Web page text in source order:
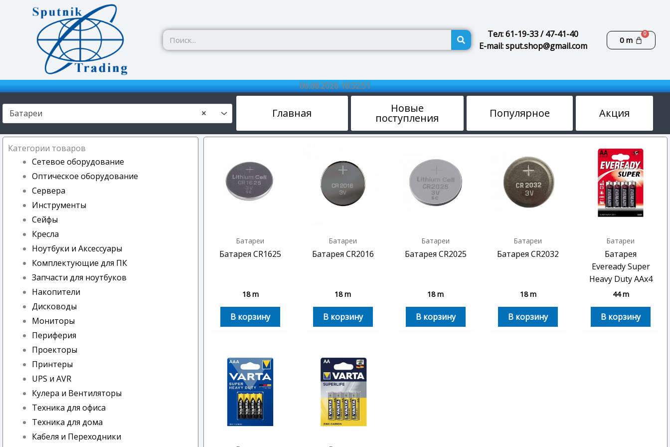
Перейти
содержимому
ПоискТел: 61-19-33 / 47-41-40
E-mail: sput.shop@gmail.com
0m
06.08.2026 18:32:52
×
Батареи Главная Новые
поступления Популярное Акция
Категории товаров
Сетевое оборудование
Оптическое оборудование
Сервера
Инструменты
Сейфы
Кресла
Ноутбуки и Аксессуары
Комплектующие для ПК
Запчасти для ноутбуков
Накопители
Дисководы
Мониторы
Периферия
Проекторы
Принтеры
UPS и AVR
Кулера и Вентиляторы
Техника для офиса
Техника для дома
Кабеля и Переходники
Батареи
Батарея CR1625
18m
В корзину
Батареи
Батарея CR2016
18m
В корзину
Батареи
Батарея CR2025
18m
В корзину
Батареи
Батарея CR2032
18m
В корзину
Батареи
Батарея
Eveready Super
Heavy Duty AAx4
44m
В корзину